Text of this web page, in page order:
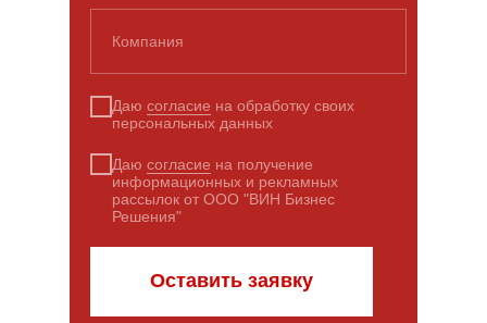
Компания
Даю согласие на обработку своих
персональных данных
Даю согласие на получение
информационных и рекламных
рассылок от ООО "ВИН Бизнес
Решения"
Оставить заявку